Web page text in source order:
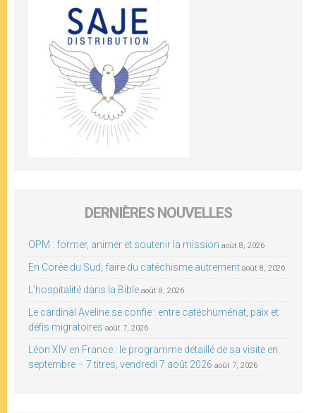
DERNIÈRES NOUVELLES
OPM : former, animer et soutenir la mission août 8, 2026
En Corée du Sud, faire du catéchisme autrement août 8, 2026
L’hospitalité dans la Bible août 8, 2026
Le cardinal Aveline se confie : entre catéchuménat, paix et
défis migratoires août 7, 2026
Léon XIV en France : le programme détaillé de sa visite en
septembre – 7 titres, vendredi 7 août 2026 août 7, 2026